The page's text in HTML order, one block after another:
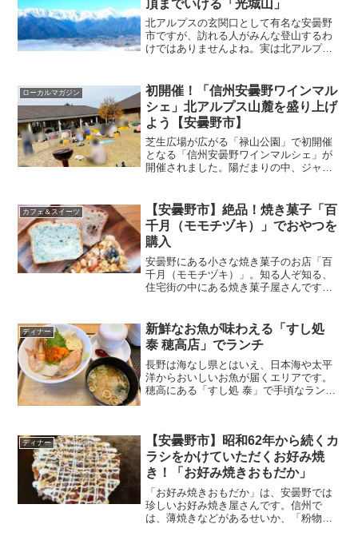
頂までいける「光城山」
北アルプスの玄関口として有名な安曇野
市ですが、訪れる人がみんな登山するわ
けではありませんよね。実は北アルプス
ッシュしたい人におすすめするのが「光
城山」です。今回は、安曇...
ローカルマガジン
初開催！「信州安曇野ワインマル
シェ」北アルプス山麓を盛り上げ
よう【安曇野市】
芝生広場が広がる「禄山公園」で初開催
となる「信州安曇野ワインマルシェ」が
開催されました。陽だまりの中、ジャズ
インマルシェ」に行ってきたので、リポ
ートします。
カフェ＆スイーツ
【安曇野市】絶品！焼き菓子「百
千月（モモチヅキ）」でおやつを
購入
安曇野にある小さな焼き菓子のお店「百
千月（モモチヅキ）」。知る人ぞ知る、
住宅街の中にある焼き菓子屋さんです。
（モモチヅキ）」でスイーツを購入して
きたので、リポートしていきます。
ディナー
新鮮なお魚が味わえる「すし処
泰 穂高店」でランチ
長野は海なし県とはいえ、日本海や太平
洋からおいしいお魚が届くエリアです。
穂高にある「すし処 泰」で手頃なランチ
ディナー
【安曇野市】昭和62年から続くカ
ラシをかけていただくお好み焼
き！「お好み焼きおもだか」
「お好み焼きおもだか」は、安曇野では
珍しいお好み焼き屋さんです。信州で
は、薄焼きなどがあるせいか、「粉物は